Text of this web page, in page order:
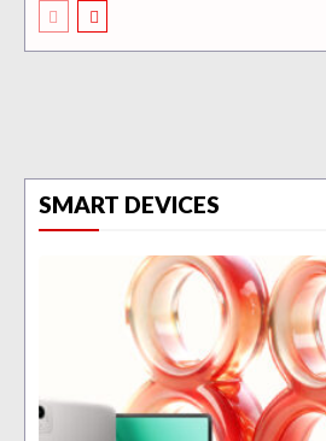
SMART DEVICES